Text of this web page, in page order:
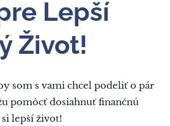
Lepší
Život!
som s vami chcel podeliť o pár
pomôcť dosiahnuť finančnú
lepší život! 🚀